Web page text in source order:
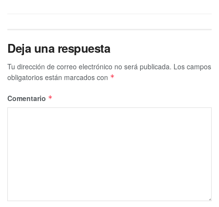
Deja una respuesta
Tu dirección de correo electrónico no será publicada. Los campos
obligatorios están marcados con *
Comentario *